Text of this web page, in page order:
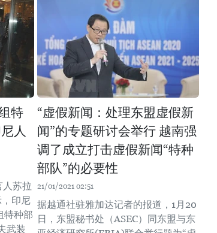
特
人
人苏拉
印尼
特种部
武装
“虚假新闻：处理东盟虚假新
闻”的专题研讨会举行 越南强
调了成立打击虚假新闻“特种
部队”的必要性
21/01/2021 02:51
据越通社驻雅加达记者的报道，1月20
日，东盟秘书处（ASEC）同东盟与东